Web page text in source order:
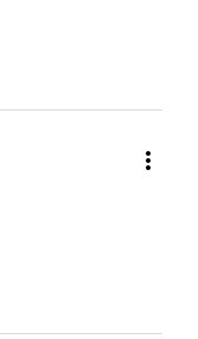
more_vert